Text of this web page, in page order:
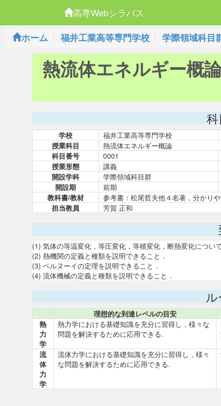
高専Webシラバス
ホーム
福井工業高等専門学校 学際領域科目
熱流体エネルギー概
学校
福井工業高等専門学校
授業科目
熱流体エネルギー概論
科目番号
0001
授業形態
講義
開設学科
学際領域科目群
開設期
前期
教科書/教材
参考書：松尾哲夫他４名著，分かり
担当教員
芳賀 正和
(1) 気体の等温変化，等圧変化，等積変化，断熱変化につい
(2) 熱機関の定義と種類を説明できること．
(3) ベルヌーイの定理を説明できること．
(4) 流体機械の定義と種類を説明できること．
理想的な到達レベルの目安
熱
力
学
熱力学における基礎知識を充分に習得し，様々な
問題を解決するために応用できる.
流
体
力
学
流体力学における基礎知識を充分に習得し，様々
な問題を解決するために応用できる.